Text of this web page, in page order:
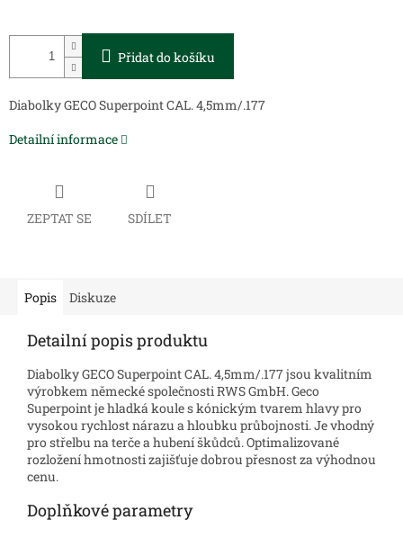
Přidat do košíku
Diabolky GECO Superpoint CAL. 4,5mm/.177
Detailní informace
ZEPTAT SE SDÍLET
Popis Diskuze
Detailní popis produktu
Diabolky GECO Superpoint CAL. 4,5mm/.177 jsou kvalitním
výrobkem německé společnosti RWS GmbH. Geco
Superpoint je hladká koule s kónickým tvarem hlavy pro
vysokou rychlost nárazu a hloubku průbojnosti. Je vhodný
pro střelbu na terče a hubení škůdců. Optimalizované
rozložení hmotnosti zajišťuje dobrou přesnost za výhodnou
cenu.
Doplňkové parametry